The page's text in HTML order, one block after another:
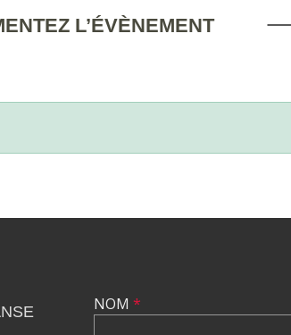
L’ÉVÈNEMENT
NOM *